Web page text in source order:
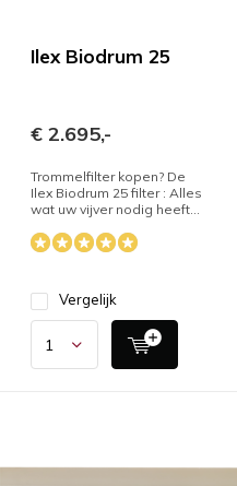
Ilex Biodrum 25
€ 2.695,-
Trommelfilter kopen? De
Ilex Biodrum 25 filter : Alles
wat uw vijver nodig heeft...
Vergelijk